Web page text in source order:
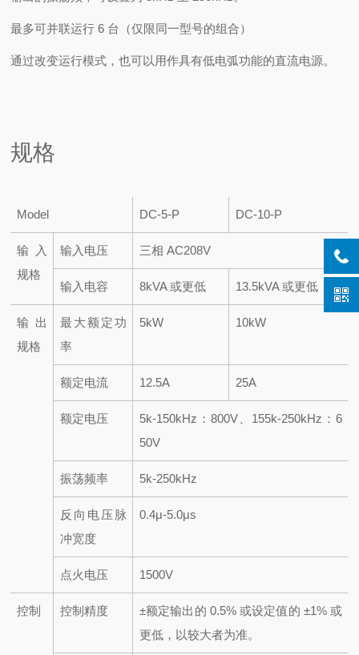
最多可并联运行 6 台（仅限同一型号的组合）
通过改变运行模式，也可以用作具有低电弧功能的直流电源。
规格
Model DC-5-P DC-10-P
输入
规格
输入电压 三相 AC208V
输入电容 8kVA 或更低 13.5kVA 或更低
输出
规格
最大额定功
率
5kW 10kW
额定电流 12.5A 25A
额定电压
5k-150kHz：800V、155k-250kHz：6
50V
振荡频率 5k-250kHz
反向电压脉
冲宽度
0.4μ-5.0μs
点火电压 1500V
控制 控制精度
±额定输出的 0.5% 或设定值的 ±1% 或
更低，以较大者为准。